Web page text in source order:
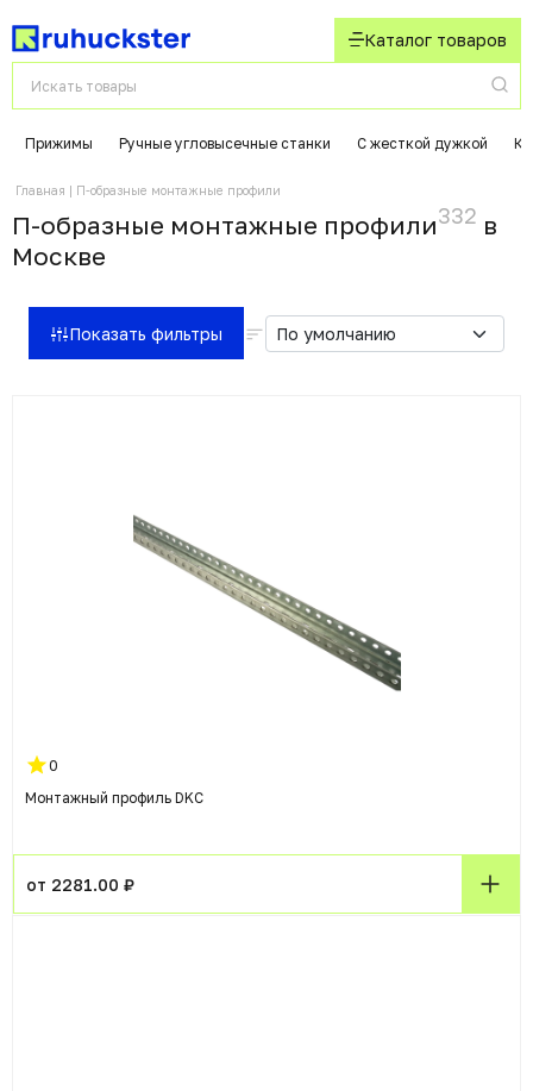
Каталог товаров
Прижимы Ручные угловысечные станки С жесткой дужкой
Главная П-образные монтажные профили
П-образные монтажные профили332 в
Москвe
Показать фильтры
0
Монтажный профиль DKC
от 2281.00 ₽